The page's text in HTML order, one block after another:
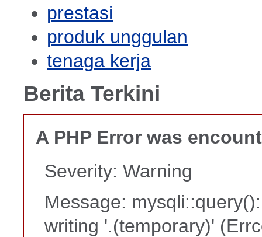
prestasi
produk unggulan
tenaga kerja
Berita Terkini
A PHP Error was
Severity: Warning
Message:
writing '.(temporary)'